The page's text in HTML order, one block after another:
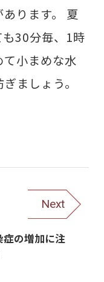
ります。 夏
30分毎、1時
小まめな水
ましょう。
Next
症の増加に注